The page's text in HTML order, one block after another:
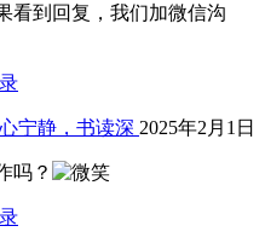
看到回复，我们加微信沟
心宁静，书读深 2025年2月1日
吗？